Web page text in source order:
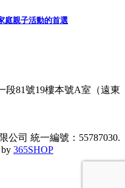
庭親子活動的首選
段81號19樓本號A室（遠東
公司 統一編號：55787030.
by 365SHOP